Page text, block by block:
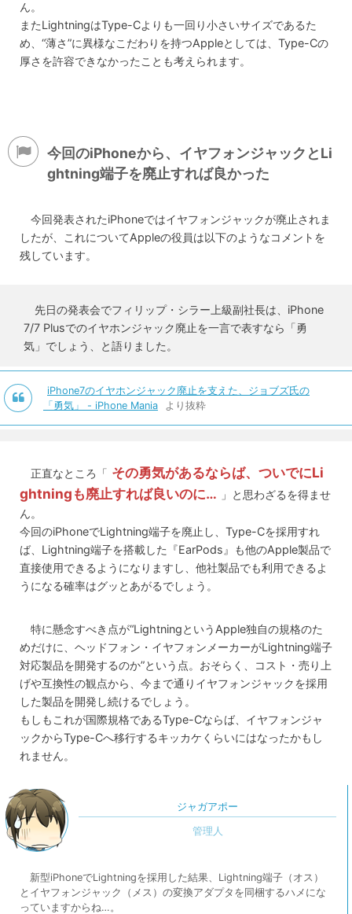
ん。
またLightningはType-Cよりも一回り小さいサイズであるた
め、“薄さ”に異様なこだわりを持つAppleとしては、Type-Cの
厚さを許容できなかったことも考えられます。
今回のiPhoneから、イヤフォンジャックとLi
ghtning端子を廃止すれば良かった
今回発表されたiPhoneではイヤフォンジャックが廃止されま
したが、これについてAppleの役員は以下のようなコメントを
残しています。
先日の発表会でフィリップ・シラー上級副社長は、iPhone
7/7 Plusでのイヤホンジャック廃止を一言で表すなら「勇
気」でしょう、と語りました。
iPhone7のイヤホンジャック廃止を支えた、ジョブズ氏の
「勇気」 - iPhone Mania
より抜粋
正直なところ「 その勇気があるならば、ついでにLi
ghtningも廃止すれば良いのに…
」と思わざるを得ませ
ん。
今回のiPhoneでLightning端子を廃止し、Type-Cを採用すれ
ば、Lightning端子を搭載した『EarPods』も他のApple製品で
直接使用できるようになりますし、他社製品でも利用できるよ
うになる確率はグッとあがるでしょう。
特に懸念すべき点が“LightningというApple独自の規格のた
めだけに、ヘッドフォン・イヤフォンメーカーがLightning端子
対応製品を開発するのか”という点。おそらく、コスト・売り上
げや互換性の観点から、今まで通りイヤフォンジャックを採用
した製品を開発し続けるでしょう。
もしもこれが国際規格であるType-Cならば、イヤフォンジャ
ックからType-Cへ移行するキッカケくらいにはなったかもし
れません。
ジャガアポー
新型iPhoneでLightningを採用した結果、Lightning端子（オス）
とイヤフォンジャック（メス）の変換アダプタを同梱するハメにな
っていますからね…。